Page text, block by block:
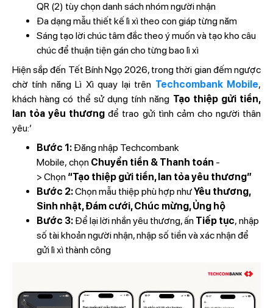
QR (2) tùy chọn danh sách nhóm người nhận
Đa dạng mẫu thiết kế lì xì theo con giáp từng năm
Sáng tạo lời chúc tâm đắc theo ý muốn và tạo kho câu
chúc để thuận tiện gán cho từng bao lì xì
Hiện sắp đến Tết Bính Ngọ 2026, trong thời gian đếm ngược
chờ tính năng Lì Xì quay lại trên Techcombank Mobile,
khách hàng có thể sử dụng tính năng Tạo thiệp gửi tiền,
lan tỏa yêu thương để trao gửi tình cảm cho người thân
yêu:’
Bước 1: Đăng nhập Techcombank
Mobile, chọn Chuyển tiền & Thanh toán -
> Chọn “Tạo thiệp gửi tiền, lan tỏa yêu thương”
Bước 2:Chọn mẫu thiệp phù hợp nhưYêu thương,
Sinh nhật, Đám cưới, Chúc mừng, Ủng hộ
Bước 3: Để lại lời nhắn yêu thương, ấn Tiếp tục, nhập
số tài khoản người nhận, nhập số tiền và xác nhận để
gửi lì xì thành công